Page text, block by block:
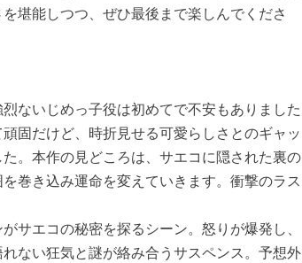
堪能しつつ、ぜひ最後まで楽しんでくださ
ないじめっ子役は初めてで不安もありました
固だけど、時折見せる可愛らしさとのギャッ
。本作の見どころは、サエコに隠された裏の
巻き込み運命を変えていきます。衝撃のラス
サエコの秘密を探るシーン。怒りが爆発し、
ない狂気と謎が絡み合うサスペンス。予想外